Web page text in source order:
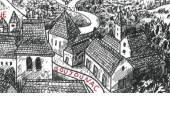
Tous les vins